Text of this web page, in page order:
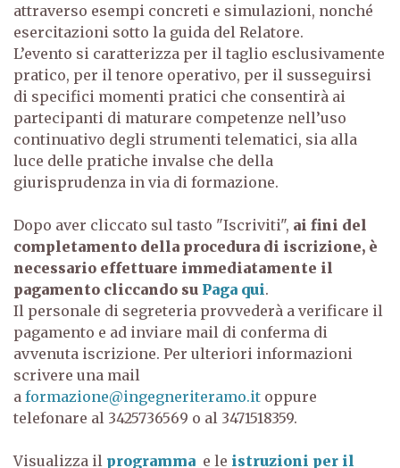
attraverso esempi concreti e simulazioni, nonché
esercitazioni sotto la guida del Relatore.
L’evento si caratterizza per il taglio esclusivamente
pratico, per il tenore operativo, per il susseguirsi
di specifici momenti pratici che consentirà ai
partecipanti di maturare competenze nell’uso
continuativo degli strumenti telematici, sia alla
luce delle pratiche invalse che della
giurisprudenza in via di formazione.
Dopo aver cliccato sul tasto "Iscriviti", ai fini del
completamento della procedura di iscrizione, è
necessario effettuare immediatamente il
pagamento cliccando su Paga qui.
Il personale di segreteria provvederà a verificare il
pagamento e ad inviare mail di conferma di
avvenuta iscrizione. Per ulteriori informazioni
scrivere una mail
a formazione@ingegneriteramo.it oppure
telefonare al 3425736569 o al 3471518359.
Visualizza il programma e le istruzioni per il